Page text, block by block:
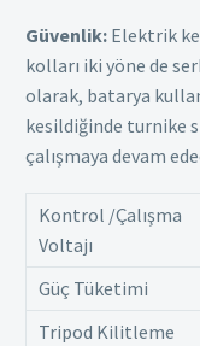
Güvenlik: Elektrik
kolları iki yöne de
olarak, batarya
kesildiğinde turnike
çalışmaya devam
Kontrol /Çalışma
Voltajı
Güç Tüketimi
Tripod Kilitleme